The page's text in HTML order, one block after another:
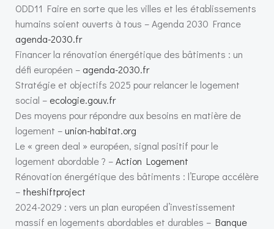
ODD11 Faire en sorte que les villes et les établissements
humains soient ouverts à tous – Agenda 2030 France
agenda-2030.fr
Financer la rénovation énergétique des bâtiments : un
défi européen – agenda-2030.fr
Stratégie et objectifs 2025 pour relancer le logement
social – ecologie.gouv.fr
Des moyens pour répondre aux besoins en matière de
logement –union-habitat.org
Le « green deal » européen, signal positif pour le
logement abordable ? –Action Logement
Rénovation énergétique des bâtiments : l’Europe accélère
– theshiftproject
2024-2029 : vers un plan européen d’investissement
massif en logements abordables et durables – Banque